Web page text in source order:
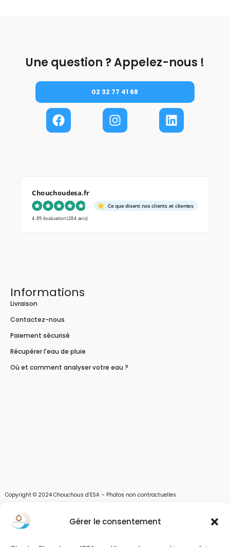
Gérer le consentement
Une question ? Appelez-nous !
02 32 77 41 68
Chouchoudesa.fr
Ce que disent nos clients et clientes
4.89 évaluation(284 avis)
Informations
Livraison
Contactez-nous
Paiement sécurisé
Récupérer l'eau de pluie
Où et comment analyser votre eau ?
Copyright © 2024 Chouchous d’ESA – Photos non contractuelles
Les chouchous d’Esa vous apportent toutes les solutions pour récupérer l’eau de
pluie, et des moyens pour stocker, filtrer, traiter et potabiliser l’eau d’un forage,